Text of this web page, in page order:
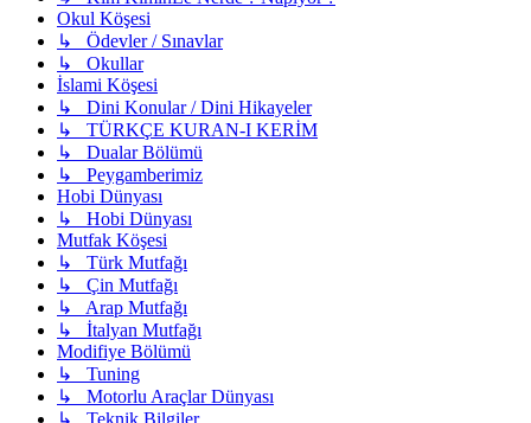
Okul Köşesi
↳ Ödevler / Sınavlar
↳ Okullar
İslami Köşesi
↳ Dini Konular / Dini Hikayeler
↳ TÜRKÇE KURAN-I KERİM
↳ Dualar Bölümü
↳ Peygamberimiz
Hobi Dünyası
↳ Hobi Dünyası
Mutfak Köşesi
↳ Türk Mutfağı
↳ Çin Mutfağı
↳ Arap Mutfağı
↳ İtalyan Mutfağı
Modifiye Bölümü
↳ Tuning
↳ Motorlu Araçlar Dünyası
↳ Teknik Bilgiler